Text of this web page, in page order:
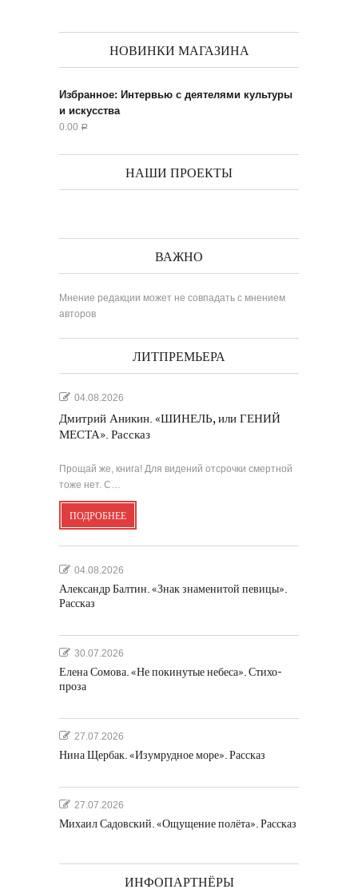
НОВИНКИ МАГАЗИНА
Избранное: Интервью с деятелями культуры
и искусства
0.00 Р
НАШИ ПРОЕКТЫ
ВАЖНО
Мнение редакции может не совпадать с мнением
авторов
ЛИТПРЕМЬЕРА
04.08.2026
Дмитрий Аникин. «ШИНЕЛЬ, или ГЕНИЙ
МЕСТА». Рассказ
Прощай же, книга! Для видений отсрочки смертной
тоже нет. С…
ПОДРОБНЕЕ
04.08.2026
Александр Балтин. «Знак знаменитой певицы».
Рассказ
30.07.2026
Елена Сомова. «Не покинутые небеса». Стихо-
проза
27.07.2026
Нина Щербак. «Изумрудное море». Рассказ
27.07.2026
Михаил Садовский. «Ощущение полёта». Рассказ
ИНФОПАРТНЁРЫ